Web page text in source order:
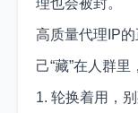
高质量代理IP
己“藏”在人群里
1. 轮换着用，